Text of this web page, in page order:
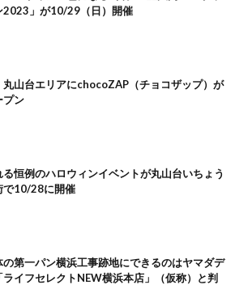
2023」が10/29（日）開催
丸山台エリアにchocoZAP（チョコザップ）が
プン
る恒例のハロウィンイベントが丸山台いちょう
で10/28に開催
の第一パン横浜工事跡地にできるのはヤマダデ
ライフセレクトNEW横浜本店」（仮称）と判